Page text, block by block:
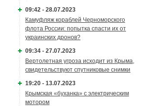
09:42 - 28.07.2023
Камуфляж кораблей Черноморского
флота России: попытка спасти их от
украинских дронов?
09:34 - 27.07.2023
Вертолетная угроза исходит из Крыма,
свидетельствуют спутниковые снимки
19:20 - 13.07.2023
Крымская «буханка» с электрическим
мотором